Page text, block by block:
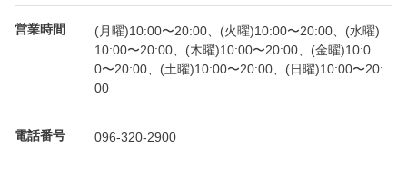
営業時間
(月曜)10:00〜20:00、(火曜)10:00〜20:00、(水曜)
10:00〜20:00、(木曜)10:00〜20:00、(金曜)10:0
0〜20:00、(土曜)10:00〜20:00、(日曜)10:00〜20:
00
電話番号 096-320-2900